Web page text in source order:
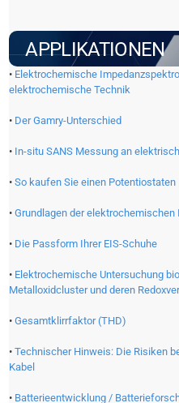
APPLIKATIONEN
• Elektrochemische
elektrochemische Technik
• Der Gamry-Unterschied
• In-situ SANS Messung an
•So kaufen Sie einen Potentiostaten
•Grundlagen der
• Die Passform Ihrer EIS-Schuhe
• Elektrochemische Untersuchung
Metalloxidcluster und deren
•Gesamtklirrfaktor (THD)
•Technischer Hinweis: Die Risiken
Kabel
• Batterieentwicklung /